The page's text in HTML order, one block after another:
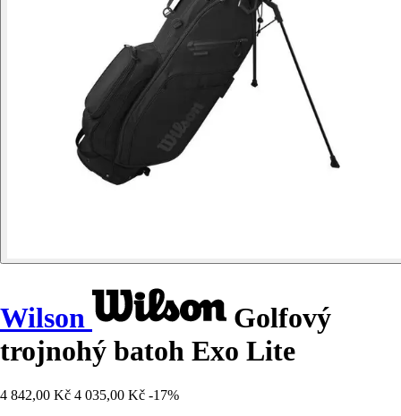
Wilson
Golfový
trojnohý batoh Exo Lite
4 842,00 Kč 4 035,00 Kč -17%